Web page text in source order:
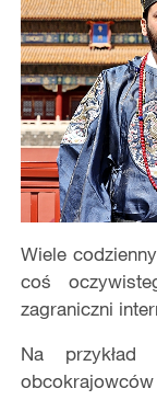
Wiele
coś
zagraniczni
Na